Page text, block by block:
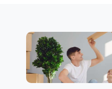
Privatumzug
Wolfsberg